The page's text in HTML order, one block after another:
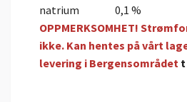
natrium
0,1 %
OPPMERKSOMHET!
ikke. Kan hentes på vårt
levering i Bergensområdet t